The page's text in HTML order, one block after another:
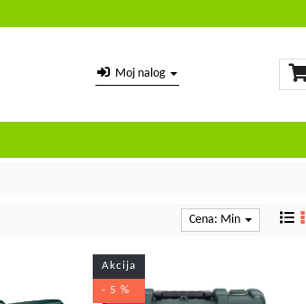
Moj nalog
Cena: Min
Akcija
- 5 %